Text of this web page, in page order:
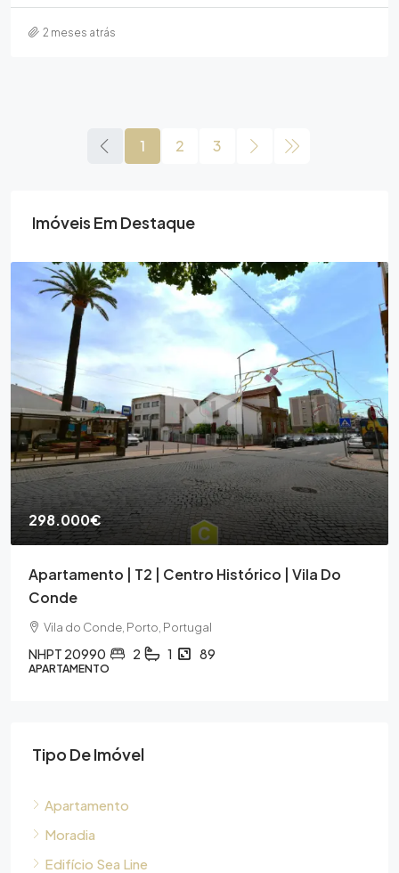
2 meses atrás
1 2 3
Imóveis Em Destaque
298.000€
Apartamento | T2 | Centro Histórico | Vila Do
Conde
Vila do Conde, Porto, Portugal
NHPT 20990 2 1 89
APARTAMENTO
Tipo De Imóvel
Apartamento
Moradia
Edifício Sea Line